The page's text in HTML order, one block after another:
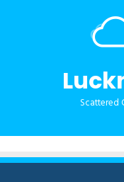
Scattered